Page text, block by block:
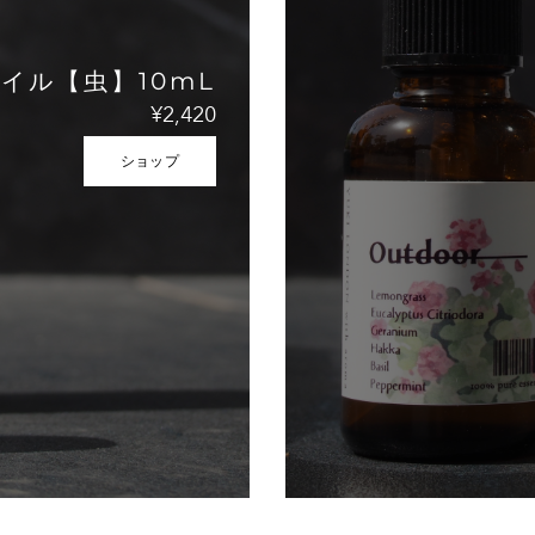
ル【虫】10mL
¥2,420
ショップ